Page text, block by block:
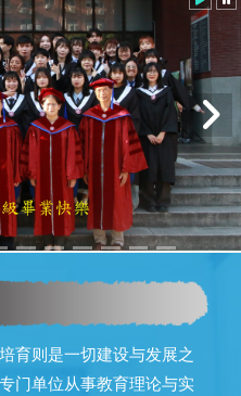
育则是一切建设与发展之
门单位从事教育理论与实